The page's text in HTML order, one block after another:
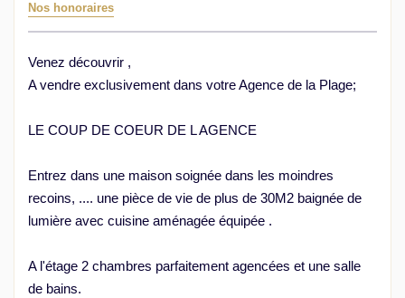
Nos honoraires
Venez découvrir ,
A vendre exclusivement dans votre Agence de la Plage;
LE COUP DE COEUR DE L AGENCE
Entrez dans une maison soignée dans les moindres
recoins, .... une pièce de vie de plus de 30M2 baignée de
lumière avec cuisine aménagée équipée .
A l'étage 2 chambres parfaitement agencées et une salle
de bains.